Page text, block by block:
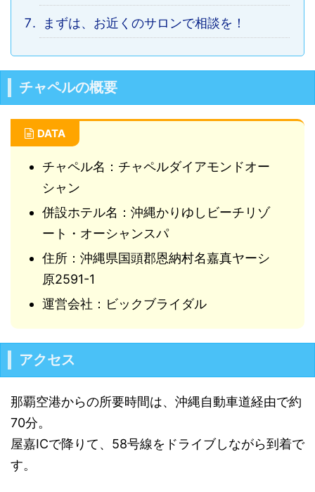
まずは、お近くのサロンで相談を！
チャペルの概要
DATA
チャペル名：チャペルダイアモンドオー
シャン
併設ホテル名：沖縄かりゆしビーチリゾ
ート・オーシャンスパ
住所：沖縄県国頭郡恩納村名嘉真ヤーシ
原2591-1
運営会社：ビックブライダル
アクセス
那覇空港からの所要時間は、沖縄自動車道経由で約
70分。
屋嘉ICで降りて、58号線をドライブしながら到着で
す。